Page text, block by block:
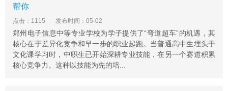
帮你
点击：1115 发布时间：05-02
郑州电子信息中等专业学校为学子提供了“弯道超车”的机遇，其
核心在于差异化竞争和早一步的职业起跑。当普通高中生埋头于
文化课学习时，中职生已开始深耕专业技能，在另一个赛道积累
核心竞争力。这种以技能为先的培...